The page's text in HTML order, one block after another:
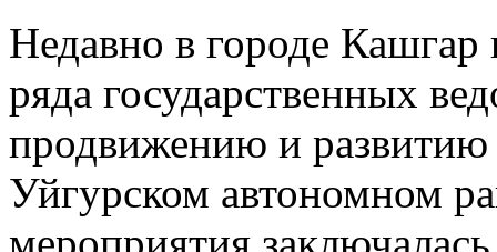
Недавно в городе Кашгар
ряда государственных
продвижению и развитию
Уйгурском автономном
мероприятия